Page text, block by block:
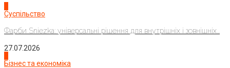
Суспільство
Фарби Sniezka: універсальні рішення для внутрішніх і зовнішніх...
27.07.2026
Бізнес та економіка